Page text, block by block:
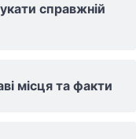
справжній
місця та факти